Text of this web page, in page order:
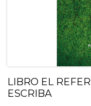
LIBRO EL
ESCRIBA